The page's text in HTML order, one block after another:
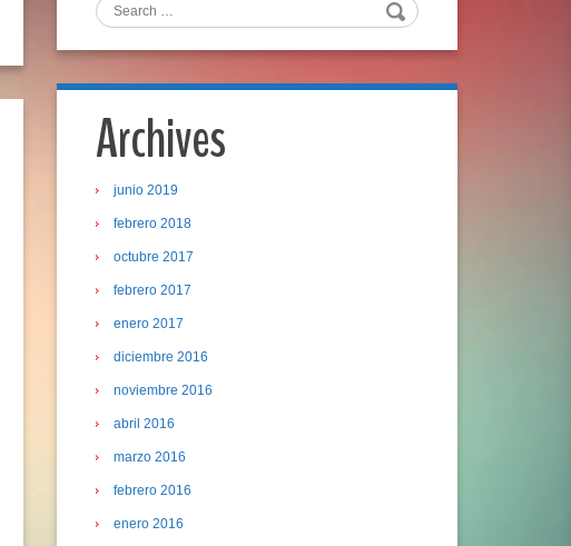
Search
Archives
junio 2019
febrero 2018
octubre 2017
febrero 2017
enero 2017
diciembre 2016
noviembre 2016
abril 2016
marzo 2016
febrero 2016
enero 2016